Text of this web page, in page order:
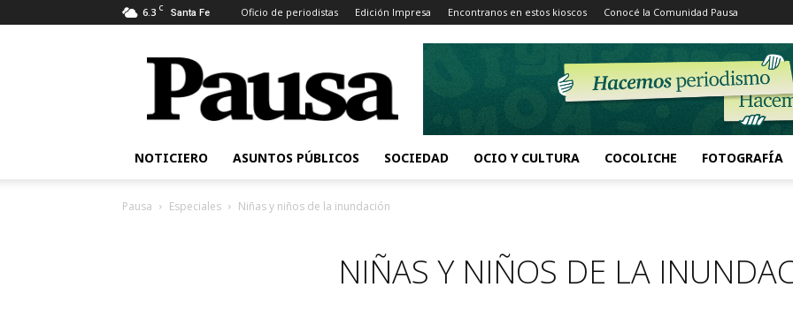
6.3 C Santa Fe Oficio de periodistas Edición Impresa Encontranos en estos kioscos Conocé la Comunidad Pausa
Pausa
NOTICIERO ASUNTOS PÚBLICOS SOCIEDAD OCIO Y CULTURA COCOLICHE FOTOGRAFÍA
Pausa Especiales Niñas y niños de la inundación
NIÑAS Y NIÑOS DE LA